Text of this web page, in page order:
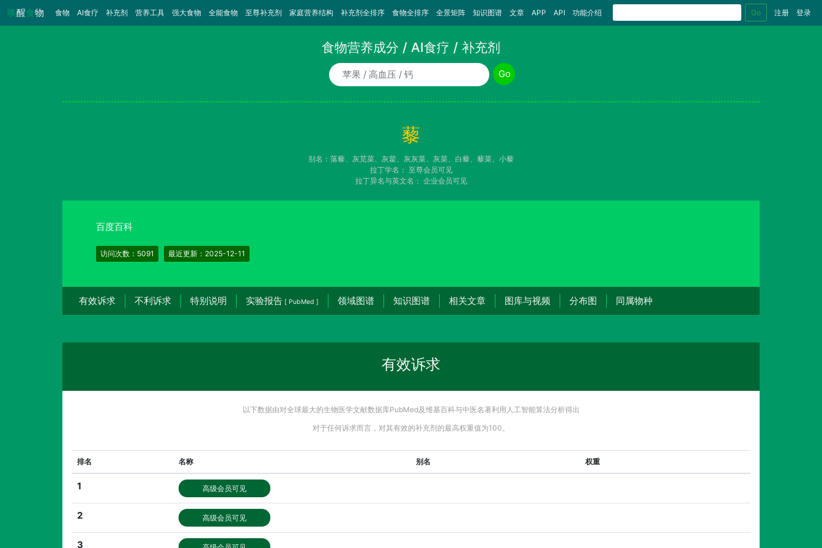
唤醒食物 食物 （当前）
AI食疗 补充剂 营养工具 强大食物 全能食物 至尊补充剂 家庭营养结构 补充剂全排序 食物全排序 全景矩阵 知识图谱 文章 APP API 功能介绍 Go 注册 登录
食物营养成分 / AI食疗 / 补充剂
食物/AI食疗诉求/补充剂名称
Go
藜
别名：落藜、灰苋菜、灰藋、灰灰菜、灰菜、白藜、藜菜、小藜
拉丁学名： 至尊会员可见
拉丁异名与英文名： 企业会员可见
百度百科
访问次数：5091 最近更新：2025-12-11
有效诉求 不利诉求 特别说明 实验报告 [ PubMed ] 领域图谱 知识图谱 相关文章 图库与视频 分布图 同属物种
有效诉求
以下数据由对全球最大的生物医学文献数据库PubMed及维基百科与中医名著利用人工智能算法分析得出
对于任何诉求而言，对其有效的补充剂的最高权重值为100。
排名 名称 别名 权重
1 高级会员可见
2 高级会员可见
3